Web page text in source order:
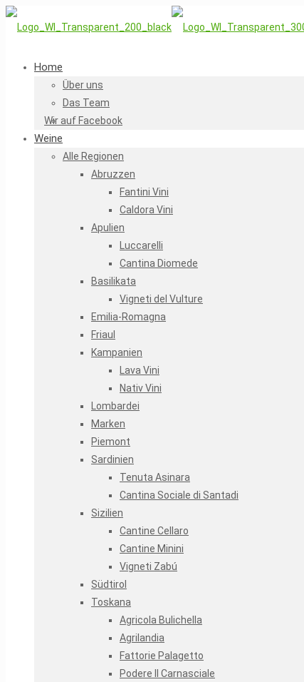
Home
Über uns
Das Team
Wir auf Facebook
Weine
Alle Regionen
Abruzzen
Fantini Vini
Caldora Vini
Apulien
Luccarelli
Cantina Diomede
Basilikata
Vigneti del Vulture
Emilia-Romagna
Friaul
Kampanien
Lava Vini
Nativ Vini
Lombardei
Marken
Piemont
Sardinien
Tenuta Asinara
Cantina Sociale di Santadi
Sizilien
Cantine Cellaro
Cantine Minini
Vigneti Zabú
Südtirol
Toskana
Agricola Bulichella
Agrilandia
Fattorie Palagetto
Podere Il Carnasciale